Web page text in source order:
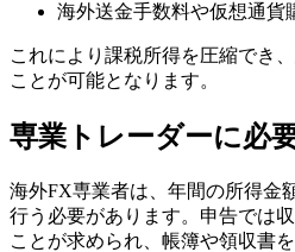
海外送金手数料や仮想通貨
これにより課税所得を圧縮でき
ことが可能となります。
専業トレーダーに必
海外FX専業者は、年間の所得金
行う必要があります。申告では
ことが求められ、帳簿や領収書